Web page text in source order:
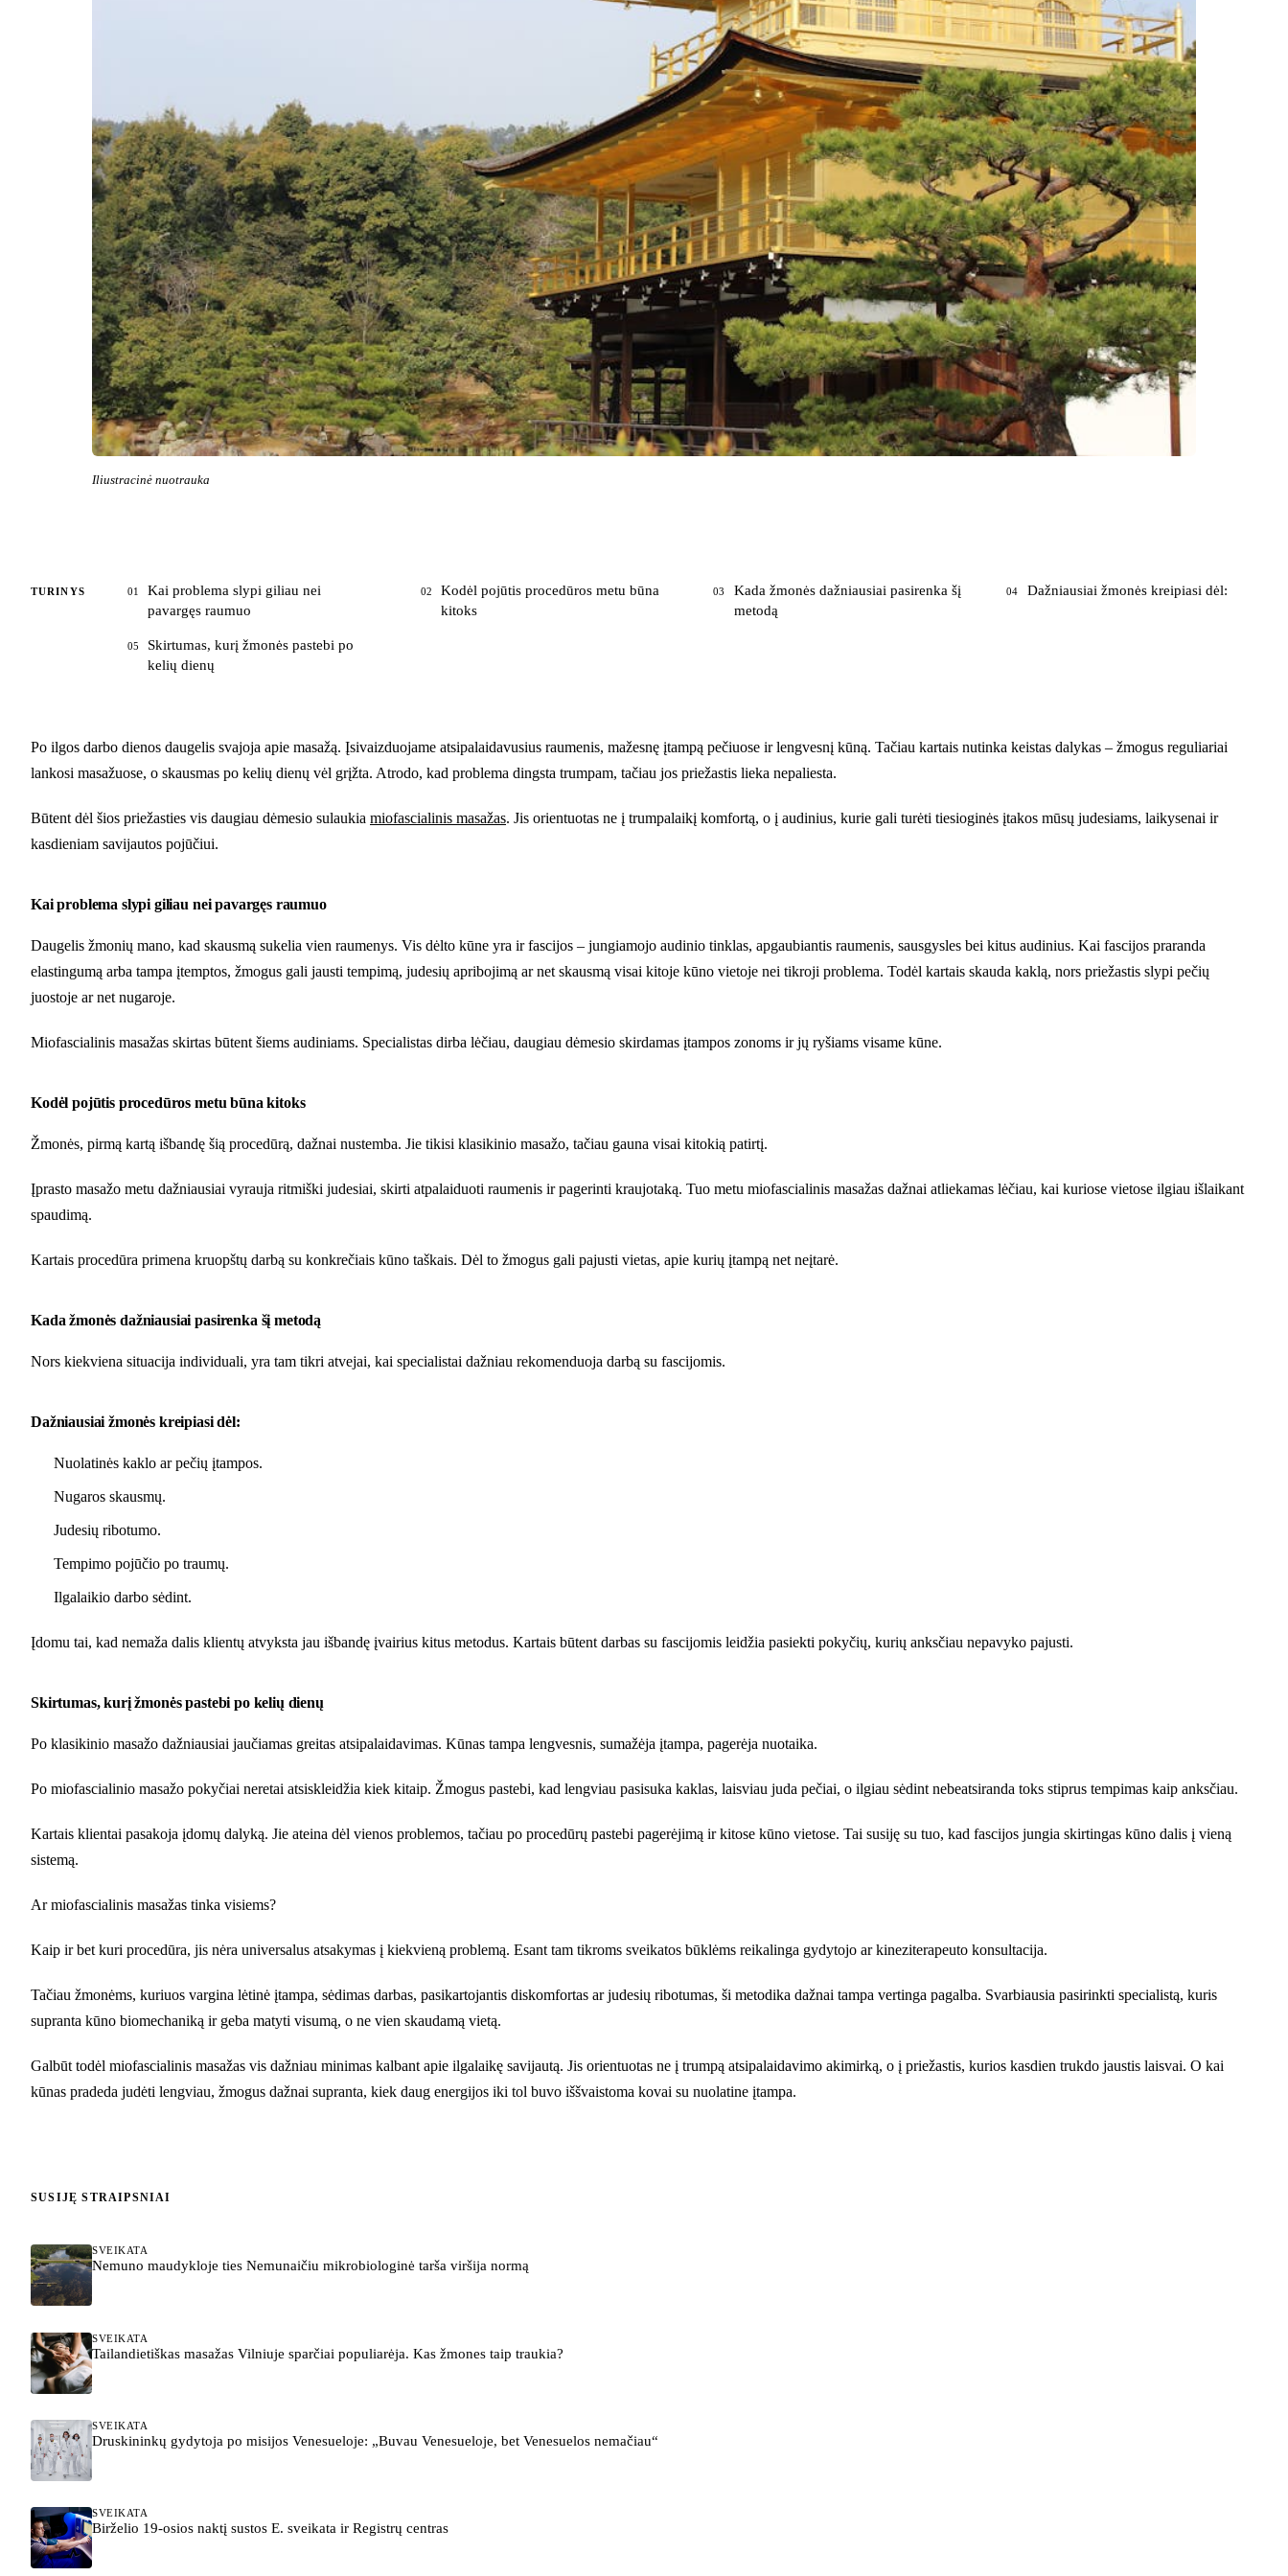
Iliustracinė nuotrauka
TURINYS 01
Kai problema slypi giliau nei
pavargęs raumuo
02
Kodėl pojūtis procedūros metu būna
kitoks
03
Kada žmonės dažniausiai pasirenka šį
metodą
04 Dažniausiai žmonės kreipiasi dėl:
05
Skirtumas, kurį žmonės pastebi po
kelių dienų
Po ilgos darbo dienos daugelis svajoja apie masažą. Įsivaizduojame atsipalaidavusius raumenis, mažesnę įtampą pečiuose ir lengvesnį kūną. Tačiau kartais nutinka keistas dalykas – žmogus reguliariai
lankosi masažuose, o skausmas po kelių dienų vėl grįžta. Atrodo, kad problema dingsta trumpam, tačiau jos priežastis lieka nepaliesta.
Būtent dėl šios priežasties vis daugiau dėmesio sulaukia miofascialinis masažas. Jis orientuotas ne į trumpalaikį komfortą, o į audinius, kurie gali turėti tiesioginės įtakos mūsų judesiams, laikysenai ir
kasdieniam savijautos pojūčiui.
Kai problema slypi giliau nei pavargęs raumuo
Daugelis žmonių mano, kad skausmą sukelia vien raumenys. Vis dėlto kūne yra ir fascijos – jungiamojo audinio tinklas, apgaubiantis raumenis, sausgysles bei kitus audinius. Kai fascijos praranda
elastingumą arba tampa įtemptos, žmogus gali jausti tempimą, judesių apribojimą ar net skausmą visai kitoje kūno vietoje nei tikroji problema. Todėl kartais skauda kaklą, nors priežastis slypi pečių
juostoje ar net nugaroje.
Miofascialinis masažas skirtas būtent šiems audiniams. Specialistas dirba lėčiau, daugiau dėmesio skirdamas įtampos zonoms ir jų ryšiams visame kūne.
Kodėl pojūtis procedūros metu būna kitoks
Žmonės, pirmą kartą išbandę šią procedūrą, dažnai nustemba. Jie tikisi klasikinio masažo, tačiau gauna visai kitokią patirtį.
Įprasto masažo metu dažniausiai vyrauja ritmiški judesiai, skirti atpalaiduoti raumenis ir pagerinti kraujotaką. Tuo metu miofascialinis masažas dažnai atliekamas lėčiau, kai kuriose vietose ilgiau išlaikant
spaudimą.
Kartais procedūra primena kruopštų darbą su konkrečiais kūno taškais. Dėl to žmogus gali pajusti vietas, apie kurių įtampą net neįtarė.
Kada žmonės dažniausiai pasirenka šį metodą
Nors kiekviena situacija individuali, yra tam tikri atvejai, kai specialistai dažniau rekomenduoja darbą su fascijomis.
Dažniausiai žmonės kreipiasi dėl:
Nuolatinės kaklo ar pečių įtampos.
Nugaros skausmų.
Judesių ribotumo.
Tempimo pojūčio po traumų.
Ilgalaikio darbo sėdint.
Įdomu tai, kad nemaža dalis klientų atvyksta jau išbandę įvairius kitus metodus. Kartais būtent darbas su fascijomis leidžia pasiekti pokyčių, kurių anksčiau nepavyko pajusti.
Skirtumas, kurį žmonės pastebi po kelių dienų
Po klasikinio masažo dažniausiai jaučiamas greitas atsipalaidavimas. Kūnas tampa lengvesnis, sumažėja įtampa, pagerėja nuotaika.
Po miofascialinio masažo pokyčiai neretai atsiskleidžia kiek kitaip. Žmogus pastebi, kad lengviau pasisuka kaklas, laisviau juda pečiai, o ilgiau sėdint nebeatsiranda toks stiprus tempimas kaip anksčiau.
Kartais klientai pasakoja įdomų dalyką. Jie ateina dėl vienos problemos, tačiau po procedūrų pastebi pagerėjimą ir kitose kūno vietose. Tai susiję su tuo, kad fascijos jungia skirtingas kūno dalis į vieną
sistemą.
Ar miofascialinis masažas tinka visiems?
Kaip ir bet kuri procedūra, jis nėra universalus atsakymas į kiekvieną problemą. Esant tam tikroms sveikatos būklėms reikalinga gydytojo ar kineziterapeuto konsultacija.
Tačiau žmonėms, kuriuos vargina lėtinė įtampa, sėdimas darbas, pasikartojantis diskomfortas ar judesių ribotumas, ši metodika dažnai tampa vertinga pagalba. Svarbiausia pasirinkti specialistą, kuris
supranta kūno biomechaniką ir geba matyti visumą, o ne vien skaudamą vietą.
Galbūt todėl miofascialinis masažas vis dažniau minimas kalbant apie ilgalaikę savijautą. Jis orientuotas ne į trumpą atsipalaidavimo akimirką, o į priežastis, kurios kasdien trukdo jaustis laisvai. O kai
kūnas pradeda judėti lengviau, žmogus dažnai supranta, kiek daug energijos iki tol buvo iššvaistoma kovai su nuolatine įtampa.
SUSIJĘ STRAIPSNIAI
SVEIKATA
Nemuno maudykloje ties Nemunaičiu mikrobiologinė tarša viršija normą
SVEIKATA
Tailandietiškas masažas Vilniuje sparčiai populiarėja. Kas žmones taip traukia?
SVEIKATA
Druskininkų gydytoja po misijos Venesueloje: „Buvau Venesueloje, bet Venesuelos nemačiau“
SVEIKATA
Birželio 19-osios naktį sustos E. sveikata ir Registrų centras